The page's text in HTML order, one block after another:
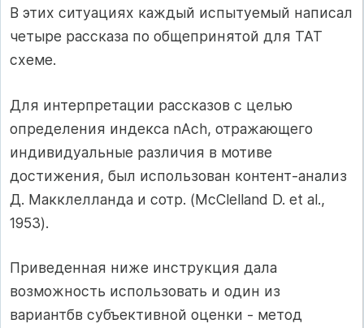
В этих ситуациях каждый испытуемый написал
четыре рассказа по общепринятой для ТАТ
схеме.
Для интерпретации рассказов с целью
определения индекса nAch, от­ражающего
индивидуальные различия в мотиве
достижения, был исполь­зован контент-анализ
Д. Макклелланда и сотр. (McClelland D. et al.,
1953).
Приведенная ниже инструкция дала
возможность использовать и один из
вариантбв субъективной оценки - метод